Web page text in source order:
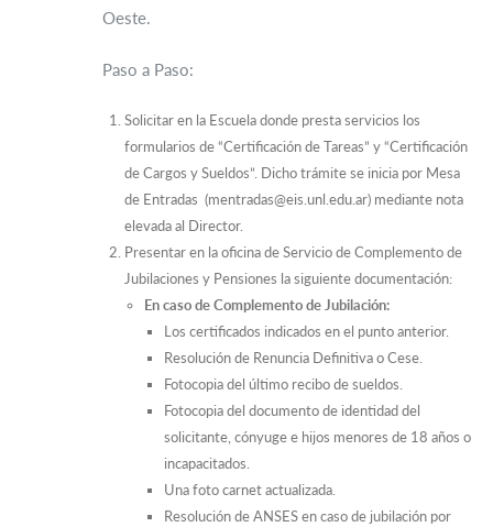
Oeste.
Paso a Paso:
Solicitar en la Escuela donde presta servicios los
formularios de “Certificación de Tareas” y “Certificación
de Cargos y Sueldos”. Dicho trámite se inicia por Mesa
de Entradas (mentradas@eis.unl.edu.ar) mediante nota
elevada al Director.
Presentar en la oficina de Servicio de Complemento de
Jubilaciones y Pensiones la siguiente documentación:
En caso de Complemento de Jubilación:
Los certificados indicados en el punto anterior.
Resolución de Renuncia Definitiva o Cese.
Fotocopia del último recibo de sueldos.
Fotocopia del documento de identidad del
solicitante, cónyuge e hijos menores de 18 años o
incapacitados.
Una foto carnet actualizada.
Resolución de ANSES en caso de jubilación por